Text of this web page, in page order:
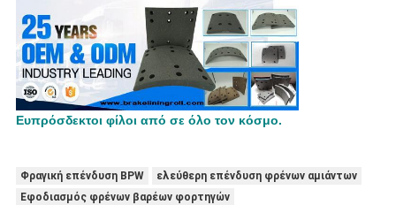
Ευπρόσδεκτοι φίλοι από σε όλο τον κόσμο.
Φραγική επένδυση BPW
ελεύθερη επένδυση φρένων αμιάντων
Εφοδιασμός φρένων βαρέων φορτηγών